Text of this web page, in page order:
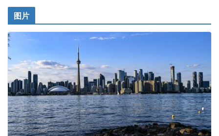
皇后金融集团
铁木尔商业注册服务
图片